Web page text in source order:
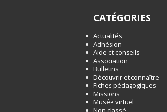
CATÉGORIES
Actualités
Adhésion
Aide et conseils
Association
Bulletins
Découvrir et connaître
Fiches pédagogiques
Missions
Musée virtuel
Non classé